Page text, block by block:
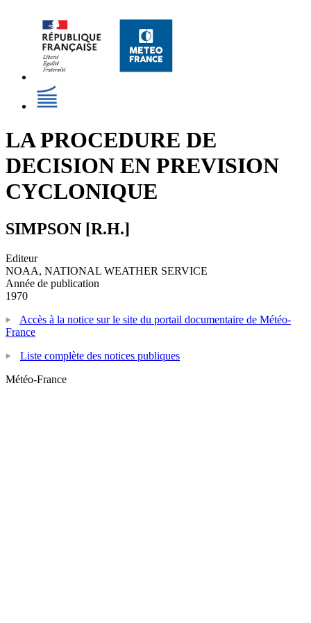
LA PROCEDURE DE
DECISION EN PREVISION
CYCLONIQUE
SIMPSON [R.H.]
Editeur
NOAA, NATIONAL WEATHER SERVICE
Année de publication
1970
Accès à la notice sur le site du portail documentaire de Météo-
France
Liste complète des notices publiques
Météo-France